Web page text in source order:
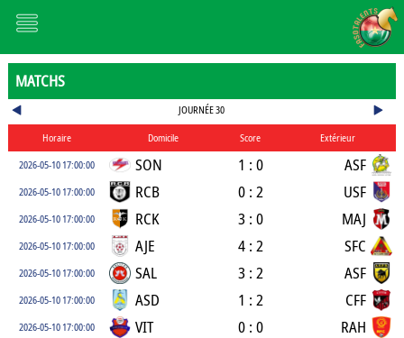
MATCHS
JOURNÉE 30
Horaire Domicile Score
Extérieur
2026-05-10 17:00:00
SON 1 : 0 ASF
2026-05-10 17:00:00 RCB 0 : 2 USF
2026-05-10 17:00:00 RCK 3 : 0 MAJ
2026-05-10 17:00:00 AJE 4 : 2 SFC
2026-05-10 17:00:00 SAL 3 : 2 ASF
2026-05-10 17:00:00 ASD 1 : 2 CFF
2026-05-10 17:00:00 VIT 0 : 0 RAH